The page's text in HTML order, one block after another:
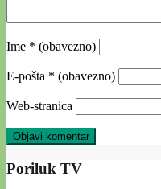
Ime * (obavezno)
E-pošta * (obavezno)
Web-stranica
Poriluk TV